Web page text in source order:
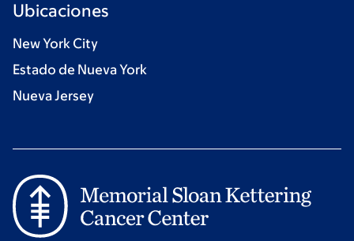
Ubicaciones
New York City
Estado de Nueva York
Nueva Jersey